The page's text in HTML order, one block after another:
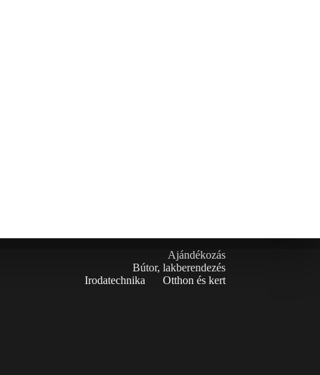
Ajándékozás
Bútor, lakberendezés
Irodatechnika
Otthon és kert